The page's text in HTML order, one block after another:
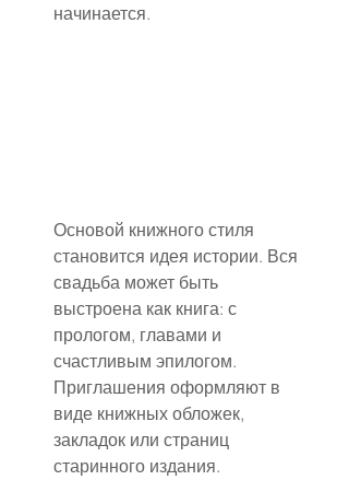
начинается.
Основой книжного стиля
становится идея истории. Вся
свадьба может быть
выстроена как книга: с
прологом, главами и
счастливым эпилогом.
Приглашения оформляют в
виде книжных обложек,
закладок или страниц
старинного издания.